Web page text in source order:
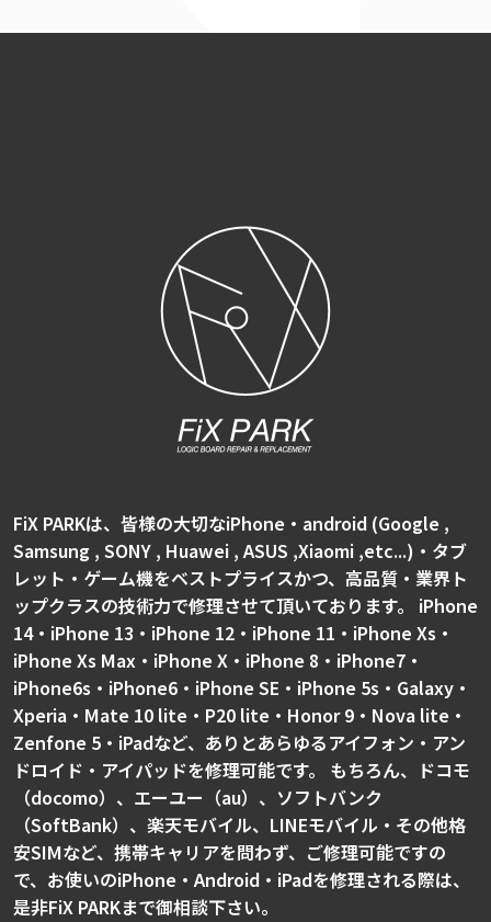
FiX PARKは、皆様の大切なiPhone・android (Google ,
Samsung , SONY , Huawei , ASUS ,Xiaomi ,etc...)・タブ
レット・ゲーム機をベストプライスかつ、高品質・業界ト
ップクラスの技術力で修理させて頂いております。 iPhone
14・iPhone 13・iPhone 12・iPhone 11・iPhone Xs・
iPhone Xs Max・iPhone X・iPhone 8・iPhone7・
iPhone6s・iPhone6・iPhone SE・iPhone 5s・Galaxy・
Xperia・Mate 10 lite・P20 lite・Honor 9・Nova lite・
Zenfone 5・iPadなど、ありとあらゆるアイフォン・アン
ドロイド・アイパッドを修理可能です。 もちろん、ドコモ
（docomo）、エーユー（au）、ソフトバンク
（SoftBank）、楽天モバイル、LINEモバイル・その他格
安SIMなど、携帯キャリアを問わず、ご修理可能ですの
で、お使いのiPhone・Android・iPadを修理される際は、
是非FiX PARKまで御相談下さい。